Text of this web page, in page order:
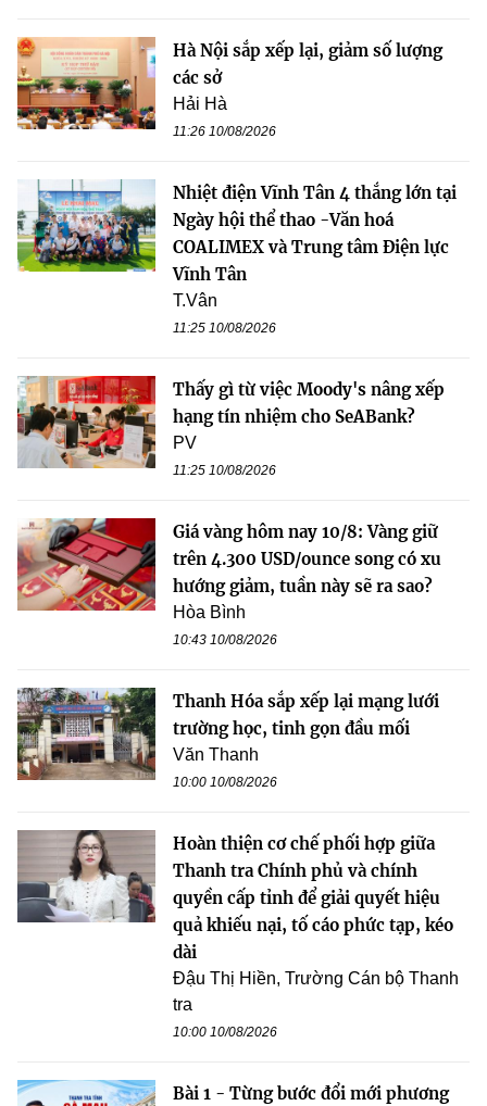
Hà Nội sắp xếp lại, giảm số lượng
các sở
Hải Hà
11:26 10/08/2026
Nhiệt điện Vĩnh Tân 4 thắng lớn tại
Ngày hội thể thao -Văn hoá
COALIMEX và Trung tâm Điện lực
Vĩnh Tân
T.Vân
11:25 10/08/2026
Thấy gì từ việc Moody's nâng xếp
hạng tín nhiệm cho SeABank?
PV
11:25 10/08/2026
Giá vàng hôm nay 10/8: Vàng giữ
trên 4.300 USD/ounce song có xu
hướng giảm, tuần này sẽ ra sao?
Hòa Bình
10:43 10/08/2026
Thanh Hóa sắp xếp lại mạng lưới
trường học, tinh gọn đầu mối
Văn Thanh
10:00 10/08/2026
Hoàn thiện cơ chế phối hợp giữa
Thanh tra Chính phủ và chính
quyền cấp tỉnh để giải quyết hiệu
quả khiếu nại, tố cáo phức tạp, kéo
dài
Đậu Thị Hiền, Trường Cán bộ Thanh
tra
10:00 10/08/2026
Bài 1 - Từng bước đổi mới phương